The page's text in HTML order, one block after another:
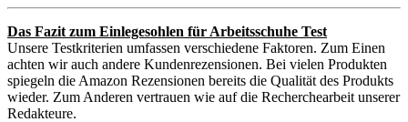
Das Fazit zum Einlegesohlen für Arbeitsschuhe Test
Unsere Testkriterien umfassen verschiedene Faktoren. Zum Einen
achten wir auch andere Kundenrezensionen. Bei vielen Produkten
spiegeln die Amazon Rezensionen bereits die Qualität des Produkts
wieder. Zum Anderen vertrauen wie auf die Recherchearbeit unserer
Redakteure.